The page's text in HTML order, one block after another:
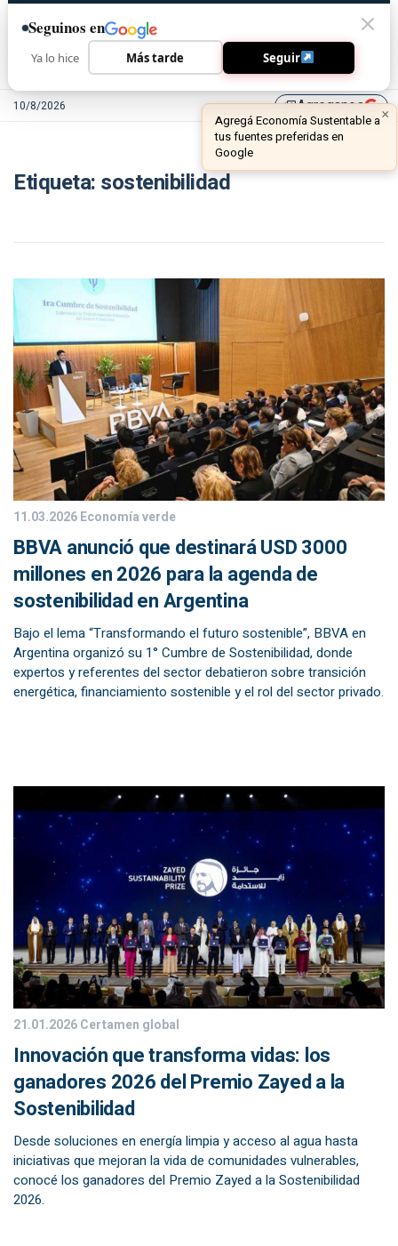
10/8/2026 library_addAgreganos
Etiqueta: sostenibilidad
11.03.2026Economía verde
BBVA anunció que destinará USD 3000
millones en 2026 para la agenda de
sostenibilidad en Argentina
Bajo el lema “Transformando el futuro sostenible”, BBVA en
Argentina organizó su 1° Cumbre de Sostenibilidad, donde
expertos y referentes del sector debatieron sobre transición
energética, financiamiento sostenible y el rol del sector privado.
21.01.2026Certamen global
Innovación que transforma vidas: los
ganadores 2026 del Premio Zayed a la
Sostenibilidad
Desde soluciones en energía limpia y acceso al agua hasta
iniciativas que mejoran la vida de comunidades vulnerables,
conocé los ganadores del Premio Zayed a la Sostenibilidad
2026.
Seguinos en
Ya lo hice Más tarde Seguir